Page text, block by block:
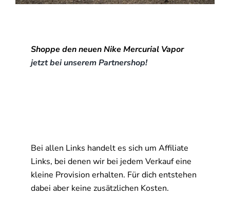
Shoppe den neuen Nike Mercurial Vapor
jetzt bei unserem Partnershop!
Bei allen Links handelt es sich um Affiliate
Links, bei denen wir bei jedem Verkauf eine
kleine Provision erhalten. Für dich entstehen
dabei aber keine zusätzlichen Kosten.